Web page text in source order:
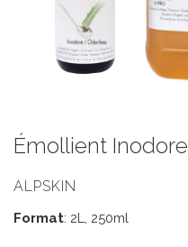
Émollient Inodore
ALPSKIN
Format: 2L, 250ml